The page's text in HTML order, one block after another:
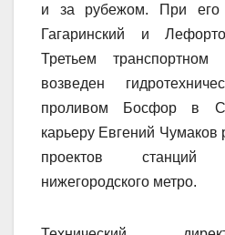
и за рубежом. При его
Гагаринский и
Третьем
возведен
проливом Босфор в
карьеру Евгений Чумаков
проектов станций
нижегородского метро.